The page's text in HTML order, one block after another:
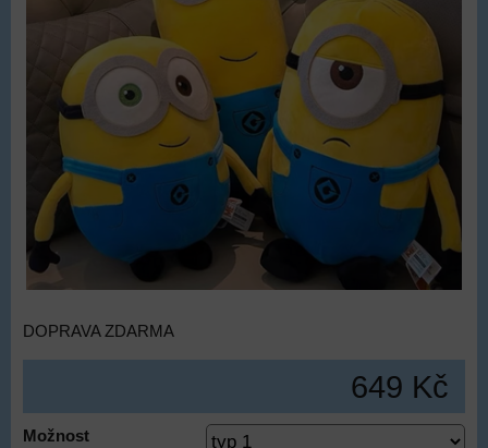
DOPRAVA ZDARMA
649 Kč
Možnost